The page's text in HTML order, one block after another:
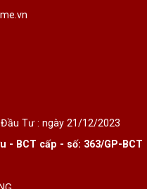
Tư : ngày 21/12/2023
- BCT cấp - số: 363/GP-BCT